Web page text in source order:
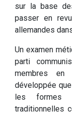
sur la base
passer en
allemandes
Un examen
parti
membres
développée
les formes
traditionnelles